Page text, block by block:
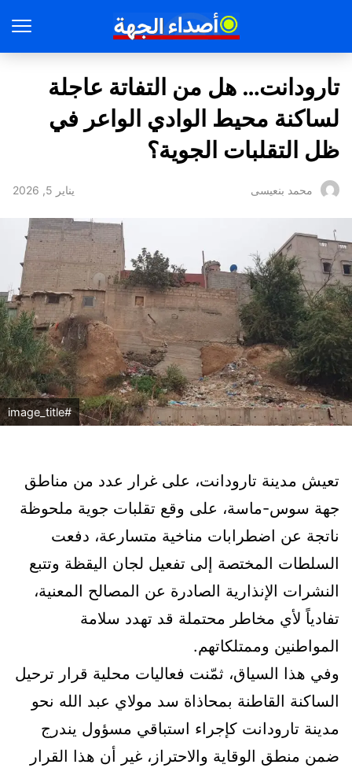
تارودانت… هل من التفاتة عاجلة
لساكنة محيط الوادي الواعر في
ظل التقلبات الجوية؟
محمد بنعيسى يناير 5, 2026
#image_title
تعيش مدينة تارودانت، على غرار عدد من مناطق
جهة سوس-ماسة، على وقع تقلبات جوية ملحوظة
ناتجة عن اضطرابات مناخية متسارعة، دفعت
السلطات المختصة إلى تفعيل لجان اليقظة وتتبع
النشرات الإنذارية الصادرة عن المصالح المعنية،
تفادياً لأي مخاطر محتملة قد تهدد سلامة
المواطنين وممتلكاتهم.
وفي هذا السياق، ثمّنت فعاليات محلية قرار ترحيل
الساكنة القاطنة بمحاذاة سد مولاي عبد الله نحو
مدينة تارودانت كإجراء استباقي مسؤول يندرج
ضمن منطق الوقاية والاحتراز، غير أن هذا القرار